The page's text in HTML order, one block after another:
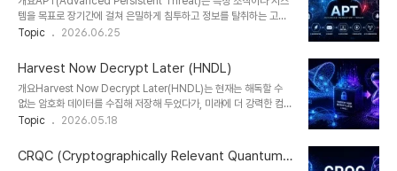
템을 목표로 장기간에 걸쳐 은밀하게 침투하고 정보를 탈취하는 고도
화된 사이버 공격 방식이다. 단순한 해킹을 넘어 국가 수준 또는 조직
대상으로 한다.1. 개념 및 정의APT는 ‘Advanced(지능적)’,
‘Persistent(지속적)’, ‘Threat(위협)’의 세 가지 특징을 가진 공격
유형으로, 공격자는 장기간에 걸쳐 시스템 내부에 잠복하며 데이터를
수집하고 외부로 유출한다. 일반적인 공격과 달리 탐지를 회피하는 전
략이 핵심이다.2. 특징항목설명비고지능형 공격맞춤형 공격 기법 사
보안 우회한..
Topic 2026.06.25
Harvest Now Decrypt Later (HNDL)
개요Harvest Now Decrypt Later(HNDL)는 현재는 해독할 수
없는 암호화 데이터를 수집해 저장해 두었다가, 미래에 더 강력한 컴퓨
팅 기술(특히 양자컴퓨터)을 활용하여 이를 해독하는 공격 전략을 의
상하고 있으며, 특히 장기적으로 가치가 높은 데이터(금융, 의료, 국가
기밀 등)를 대상으로 심각한 위험을 초래한다. 이에 따라 기업과 정부
Topic 2026.05.18
CRQC (Cryptographically Relevant Quantum